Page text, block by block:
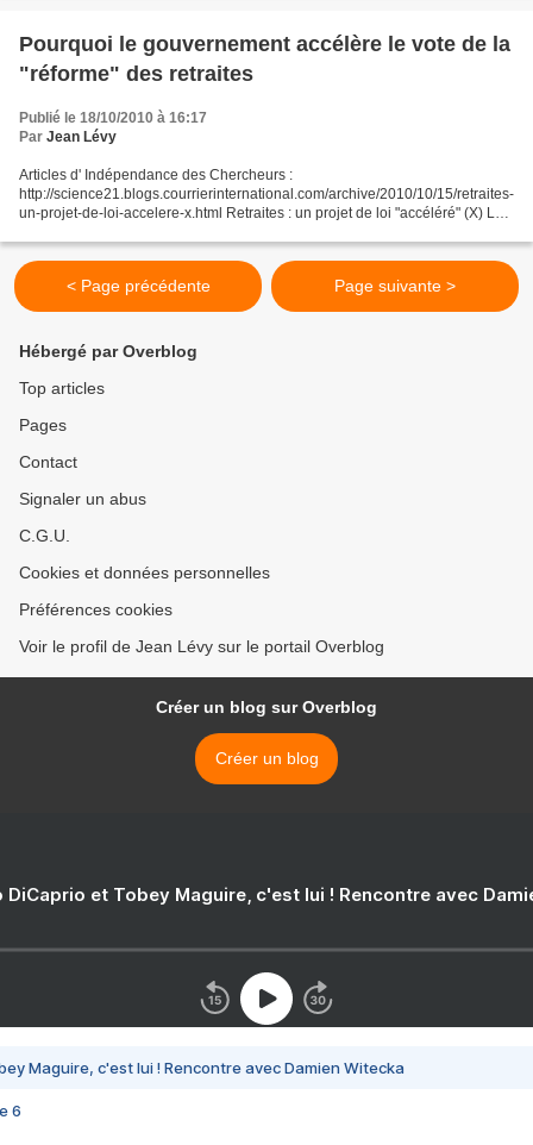
Pourquoi le gouvernement accélère le vote de la
"réforme" des retraites
Publié le 18/10/2010 à 16:17
Par Jean Lévy
Articles d' Indépendance des Chercheurs :
http://science21.blogs.courrierinternational.com/archive/2010/10/15/retraites-
un-projet-de-loi-accelere-x.html Retraites : un projet de loi "accéléré" (X) Le
< Page précédente Page suivante >
Hébergé par Overblog
Top articles
Pages
Contact
Signaler un abus
C.G.U.
Cookies et données personnelles
Préférences cookies
Voir le profil de Jean Lévy sur le portail Overblog
Créer un blog sur Overblog
Créer un blog
DiCaprio et Tobey Maguire, c'est lui ! Rencontre avec
Maguire, c'est lui ! Rencontre avec Damien Witecka
6